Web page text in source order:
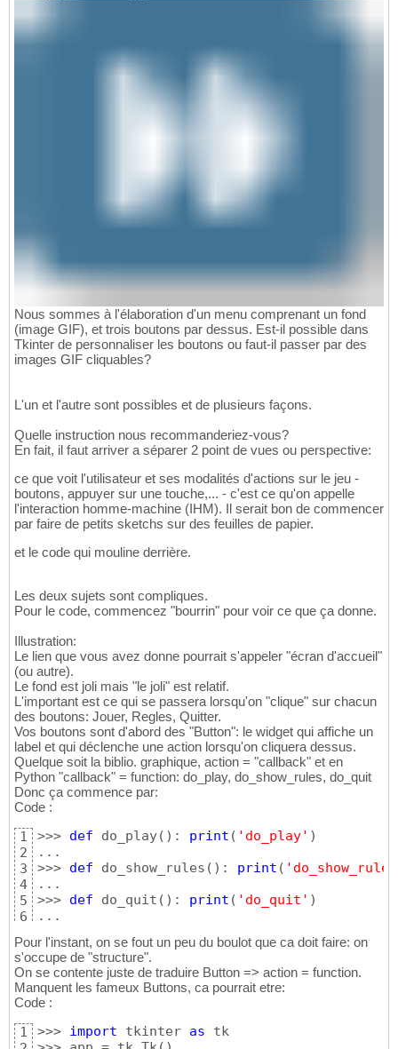
Nous sommes à l'élaboration d'un menu comprenant un fond
(image GIF), et trois boutons par dessus. Est-il possible dans
Tkinter de personnaliser les boutons ou faut-il passer par des
images GIF cliquables?
L'un et l'autre sont possibles et de plusieurs façons.
Quelle instruction nous recommanderiez-vous?
En fait, il faut arriver a séparer 2 point de vues ou perspective:
ce que voit l'utilisateur et ses modalités d'actions sur le jeu -
boutons, appuyer sur une touche,... - c'est ce qu'on appelle
l'interaction homme-machine (IHM). Il serait bon de commencer
par faire de petits sketchs sur des feuilles de papier.
et le code qui mouline derrière.
Les deux sujets sont compliques.
Pour le code, commencez "bourrin" pour voir ce que ça donne.
Illustration:
Le lien que vous avez donne pourrait s'appeler "écran d'accueil"
(ou autre).
Le fond est joli mais "le joli" est relatif.
L'important est ce qui se passera lorsqu'on "clique" sur chacun
des boutons: Jouer, Regles, Quitter.
Vos boutons sont d'abord des "Button": le widget qui affiche un
label et qui déclenche une action lorsqu'on cliquera dessus.
Quelque soit la biblio. graphique, action = "callback" et en
Python "callback" = function: do_play, do_show_rules, do_quit
Donc ça commence par:
Code :
1
2
3
4
5
6
>>> def do_play( ) : print ( 'do_play' )
...
>>> def do_show_rules ( ) : print (
...
>>> def do_quit ( ) : print ( 'do_quit' )
...
Pour l'instant, on se fout un peu du boulot que ca doit faire: on
s'occupe de "structure".
On se contente juste de traduire Button => action = function.
Manquent les fameux Buttons, ca pourrait etre:
Code :
1
>>> import tkinter as tk